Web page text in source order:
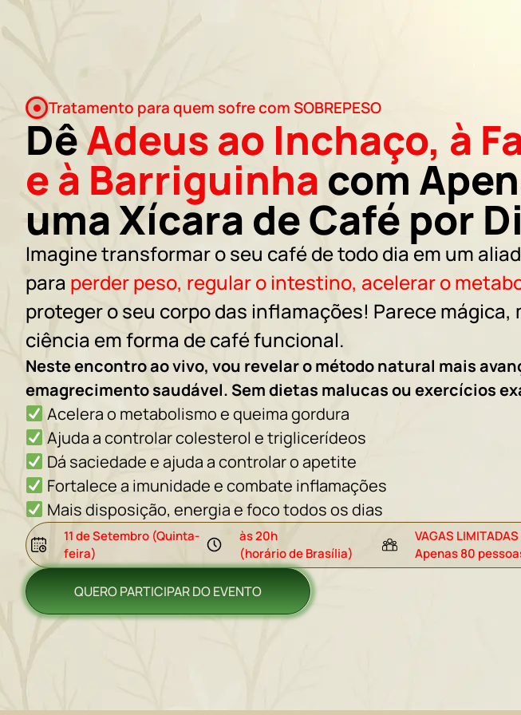
Tratamento para quem sofre com SOBREPESO
DêAdeus ao Inchaço, à
e à Barriguinha com
uma Xícara de Café por
Imagine transformar o seu café de todo dia em um
para perder peso, regular o intestino, acelerar o
proteger o seu corpo das inflamações! Parece mágica,
ciência em forma de café funcional.
Neste encontro ao vivo, vou revelar o método natural mais
emagrecimento saudável. Sem dietas malucas ou exercícios
Acelera o metabolismo e queima gordura
Ajuda a controlar colesterol e triglicerídeos
Dá saciedade e ajuda a controlar o apetite
Fortalece a imunidade e combate inflamações
Mais disposição, energia e foco todos os dias
11 de Setembro (Quinta-
feira)
às 20h
(horário de Brasília)
VAGAS LIMITADAS
Apenas 80
QUERO PARTICIPAR DO EVENTO